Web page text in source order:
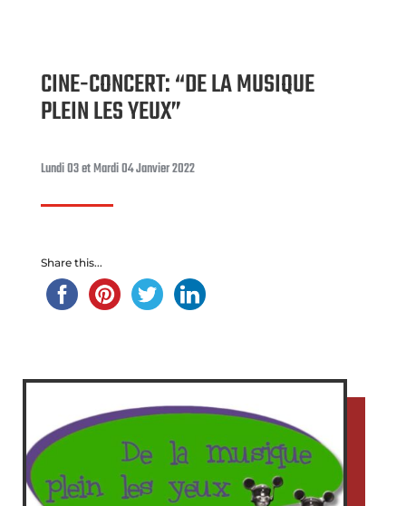
CINE-CONCERT: “DE LA MUSIQUE
PLEIN LES YEUX”
Lundi 03 et Mardi 04 Janvier 2022
Share this...